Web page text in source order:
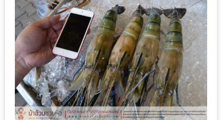
NEWS
GAME
(SABAI
SEAFOOD)
HOMEPRO
FAIR
2017
เชียงใหม่